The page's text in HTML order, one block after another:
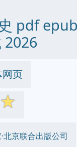
pdf
2026
页
☆
北京联合出版公司